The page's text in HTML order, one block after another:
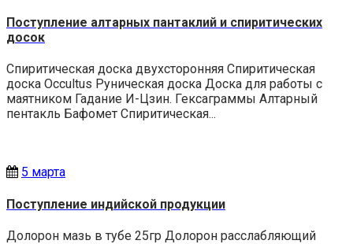
Поступление алтарных пантаклий и спиритических
досок
Спиритическая доска двухсторонняя Спиритическая
доска Occultus Руническая доска Доска для работы с
маятником Гадание И-Цзин. Гексаграммы Алтарный
пентакль Бафомет Спиритическая...
5 марта
Поступление индийской продукции
Долорон мазь в тубе 25гр Долорон расслабляющий